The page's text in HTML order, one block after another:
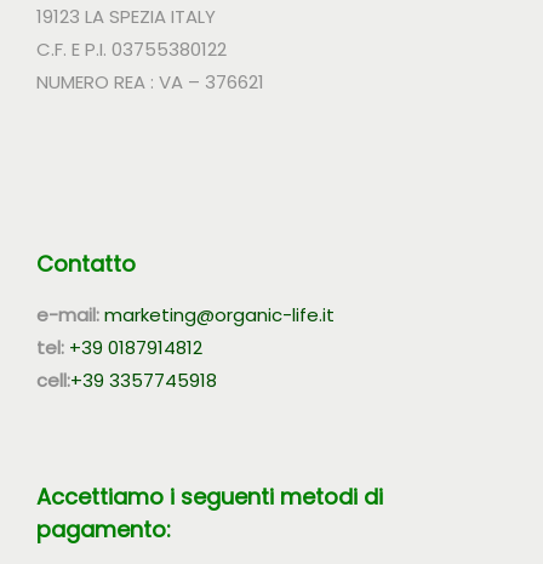
19123 LA SPEZIA ITALY
C.F. E P.I. 03755380122
NUMERO REA : VA – 376621
Contatto
e-mail:marketing@organic-life.it
tel: +39 0187914812
cell:+39 3357745918
Accettiamo i seguenti metodi di
pagamento: